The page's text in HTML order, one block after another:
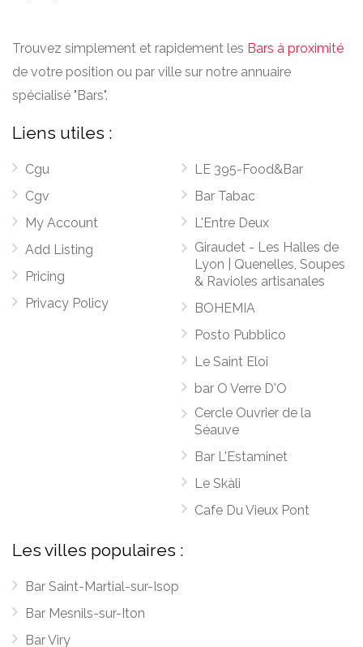
Trouvez simplement et rapidement les Bars à proximité
de votre position ou par ville sur notre annuaire
spécialisé "Bars".
Liens utiles :
Cgu
Cgv
My Account
Add Listing
Pricing
Privacy Policy
LE 395-Food&Bar
Bar Tabac
L'Entre Deux
Giraudet - Les Halles de
Lyon | Quenelles, Soupes
& Ravioles artisanales
BOHEMIA
Posto Pubblico
Le Saint Eloi
bar O Verre D'O
Cercle Ouvrier de la
Séauve
Bar L'Estaminet
Le Skàli
Cafe Du Vieux Pont
Les villes populaires :
Bar Saint-Martial-sur-Isop
Bar Mesnils-sur-Iton
Bar Viry